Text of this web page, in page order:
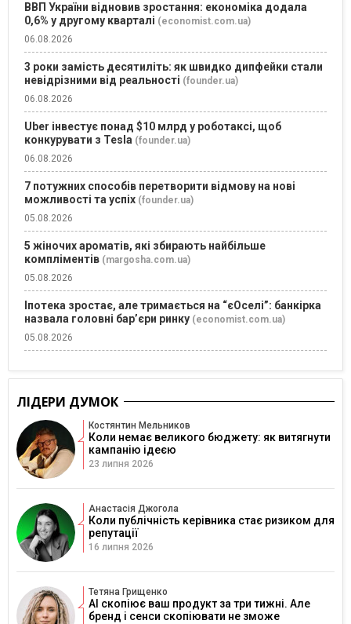
ВВП України відновив зростання: економіка додала
0,6% у другому кварталі (economist.com.ua)
06.08.2026
3 роки замість десятиліть: як швидко дипфейки стали
невідрізними від реальності (founder.ua)
06.08.2026
Uber інвестує понад $10 млрд у роботаксі, щоб
конкурувати з Tesla (founder.ua)
06.08.2026
7 потужних способів перетворити відмову на нові
можливості та успіх (founder.ua)
05.08.2026
5 жіночих ароматів, які збирають найбільше
компліментів (margosha.com.ua)
05.08.2026
Іпотека зростає, але тримається на “єОселі”: банкірка
назвала головні бар’єри ринку (economist.com.ua)
05.08.2026
ЛІДЕРИ ДУМОК
Костянтин Мельников
Коли немає великого бюджету: як витягнути
кампанію ідеєю
23 липня 2026
Анастасія Джогола
Коли публічність керівника стає ризиком для
репутації
16 липня 2026
Тетяна Грищенко
AI скопіює ваш продукт за три тижні. Але
бренд і сенси скопіювати не зможе